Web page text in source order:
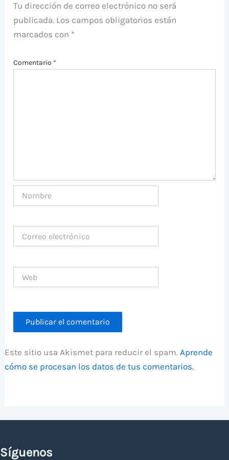
Tu dirección de correo electrónico no será
publicada. Los campos obligatorios están
marcados con *
Comentario *
electrónico
Este sitio usa Akismet para reducir el spam.Aprende
cómo se procesan los datos de tus comentarios.
Síguenos